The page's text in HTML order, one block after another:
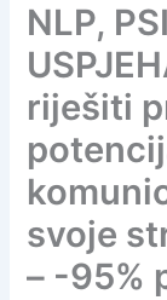
NLP,
riješiti
svoje
– -95%